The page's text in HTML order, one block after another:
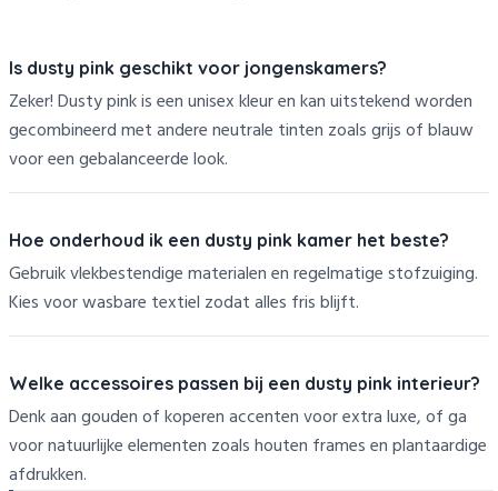
Is dusty pink geschikt voor jongenskamers?
Zeker! Dusty pink is een unisex kleur en kan uitstekend worden
gecombineerd met andere neutrale tinten zoals grijs of blauw
voor een gebalanceerde look.
Hoe onderhoud ik een dusty pink kamer het beste?
Gebruik vlekbestendige materialen en regelmatige stofzuiging.
Kies voor wasbare textiel zodat alles fris blijft.
Welke accessoires passen bij een dusty pink interieur?
Denk aan gouden of koperen accenten voor extra luxe, of ga
voor natuurlijke elementen zoals houten frames en plantaardige
afdrukken.